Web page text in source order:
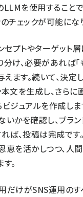
LLMを使用すること
チェックが可能にな
セプトやターゲット
け、必要があれば「
ます。続いて、決定
文を生成し、さら
ジュアルを作成しま
かを確認し、ブラン
ば、投稿は完成です
恵を活かしつつ、人
。
だけがSNS運用の